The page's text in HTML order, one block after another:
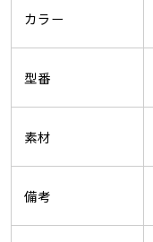
カラー
型番
素材
備考